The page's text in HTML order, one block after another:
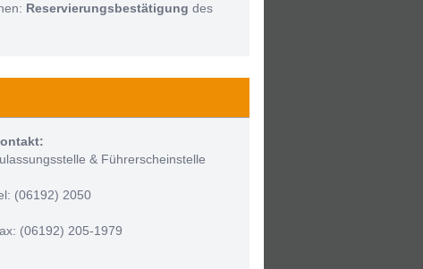
Reservierungsbestätigung des
& Führerscheinstelle
(06192) 2050
(06192) 205-1979